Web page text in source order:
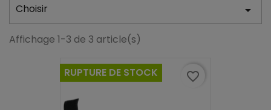
Choisir 
Affichage 1-3 de 3 article(s)
RUPTURE DE STOCK favorite_border